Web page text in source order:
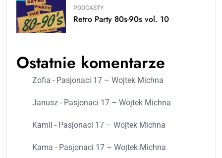
PODCASTY
Retro Party 80s-90s vol. 10
Ostatnie komentarze
Zofia - Pasjonaci 17 – Wojtek Michna
Janusz - Pasjonaci 17 – Wojtek Michna
Kamil - Pasjonaci 17 – Wojtek Michna
Kama - Pasjonaci 17 – Wojtek Michna